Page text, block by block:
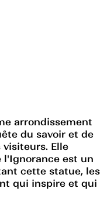
arrondissement
du savoir et de
Elle
l'Ignorance est un
cette statue, les
qui inspire et qui